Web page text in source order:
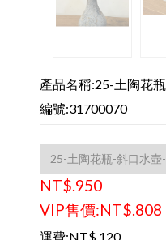
產品名稱:25-土陶花
編號:31700070
NT$.950
VIP售價:NT$.808
運費:NT$.120